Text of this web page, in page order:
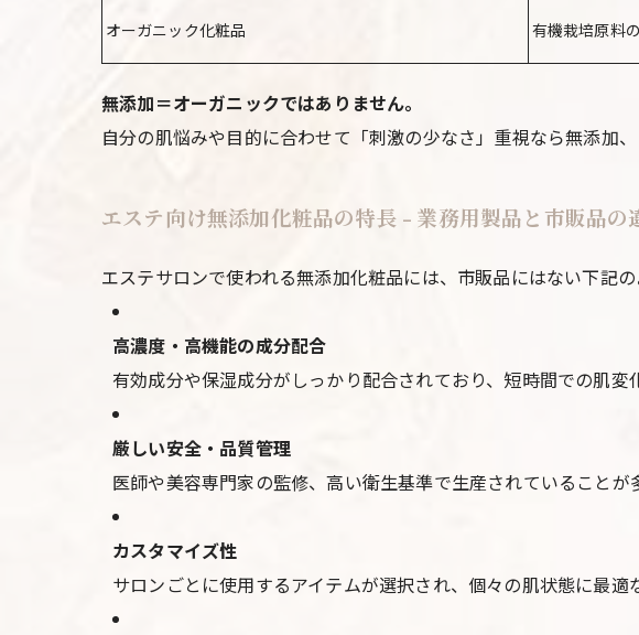
オーガニック化粧品 有機栽培原料
無添加＝オーガニックではありません。
自分の肌悩みや目的に合わせて「刺激の少なさ」重視なら無添加
エステ向け無添加化粧品の特長 - 業務用製品と市販品の
エステサロンで使われる無添加化粧品には、市販品にはない下記の
高濃度・高機能の成分配合
有効成分や保湿成分がしっかり配合されており、短時間での肌変
厳しい安全・品質管理
医師や美容専門家の監修、高い衛生基準で生産されていることが
カスタマイズ性
サロンごとに使用するアイテムが選択され、個々の肌状態に最適